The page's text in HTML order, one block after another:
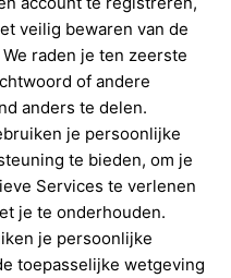
veilig bewaren van de
raden je ten zeerste
of andere
anders te delen.
je persoonlijke
te bieden, om je
Services te verlenen
je te onderhouden.
je persoonlijke
toepasselijke wetgeving